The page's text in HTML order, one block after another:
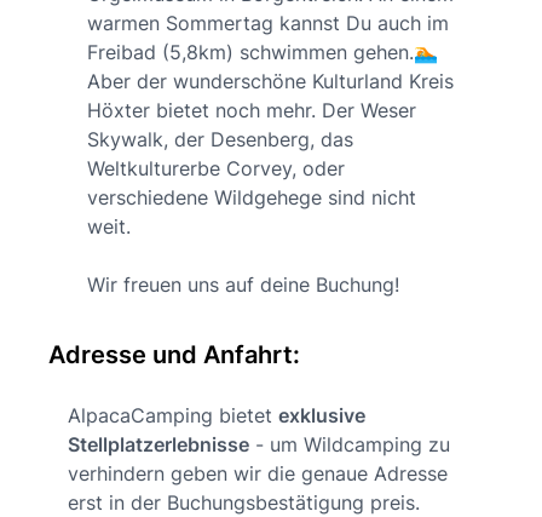
warmen Sommertag kannst Du auch im
Freibad (5,8km) schwimmen gehen.🏊
Aber der wunderschöne Kulturland Kreis
Höxter bietet noch mehr. Der Weser
Skywalk, der Desenberg, das
Weltkulturerbe Corvey, oder
verschiedene Wildgehege sind nicht
weit.
Wir freuen uns auf deine Buchung!
Adresse und Anfahrt:
AlpacaCamping bietet exklusive
Stellplatzerlebnisse - um Wildcamping zu
verhindern geben wir die genaue Adresse
erst in der Buchungsbestätigung preis.